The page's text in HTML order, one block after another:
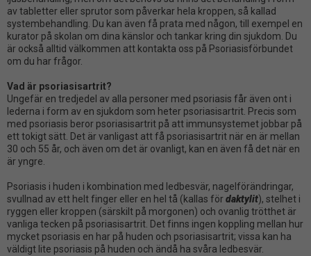
avtabletter ellersprutorsom påverkar hela kroppen, så kallad
systembehandling. Du kan även få prata med någon, till exempel en
kurator på skolan om dina känslor och tankar kring din sjukdom. Du
är också alltid välkommen att kontakta oss på Psoriasisförbundet
om du har frågor.
Vad är psoriasisartrit?
Ungefär en tredjedel av alla personer med psoriasis får även ont i
lederna i form av en sjukdom som heter psoriasisartrit . Precis som
med psoriasis beror psoriasisartrit på att immunsystemet jobbar på
ett tokigt sätt Det är vanligast att få psoriasisartrit när en är mellan
30 och 55 år, och även om det är ovanligt, kan en även få det när en
äryngre
Psoriasis i huden i kombination med ledbesvär, nagelförändringar,
svullnad av ett helt finger eller en hel tå (kallas fördaktylit), stelhet i
ryggen eller kroppen (särskilt på morgonen) och ovanlig trötthet är
vanliga tecken på psoriasisartrit. Det finns ingen koppling mellan hur
mycket psoriasis en har på huden och psoriasisartrit; vissa kan ha
väldigt lite psoriasis på huden och ändå ha svåra ledbesvär.